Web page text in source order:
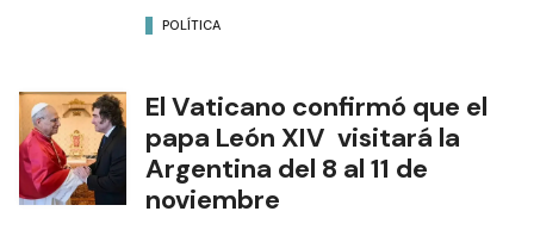
POLÍTICA
El Vaticano confirmó que el
papa León XIV visitará la
Argentina del 8 al 11 de
noviembre